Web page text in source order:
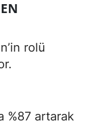
rolü
%87 artarak